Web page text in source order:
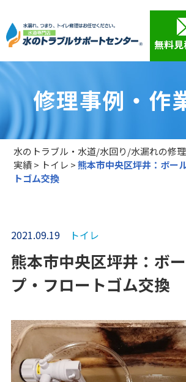
無料
修理事例・作
水のトラブル・水道/水回り/水漏れの修理
実績> トイレ >熊本市中央区坪井：ボー
トゴム交換
2021.09.19 トイレ
熊本市中央区坪井：ボ
プ・フロートゴム交換